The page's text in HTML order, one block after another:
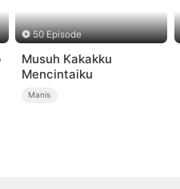
50 Episode
Musuh Kakakku
Mencintaiku
Manis